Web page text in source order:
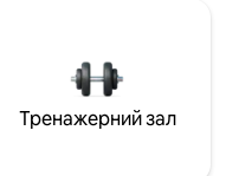
Тренажерний зал